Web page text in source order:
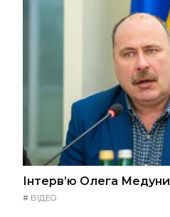
Інтерв’ю Олега
# ВІДЕО